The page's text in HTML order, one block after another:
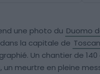
une photo du Duomo
la capitale de
Un chantier de
un meurtre en pleine